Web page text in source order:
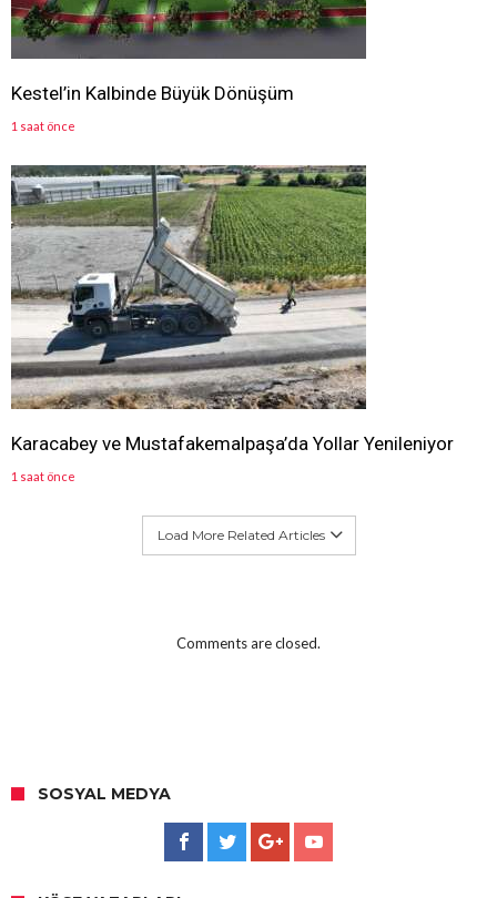
Kestel’in Kalbinde Büyük Dönüşüm
1 saat önce
Karacabey ve Mustafakemalpaşa’da Yollar Yenileniyor
1 saat önce
Load More Related Articles
Comments are closed.
SOSYAL MEDYA